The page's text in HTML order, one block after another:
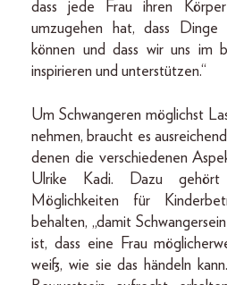
dass jede Frau ihren
umzugehen hat, dass Dinge
können und dass wir uns im
inspirieren und unterstützen.“
Um Schwangeren möglichst
nehmen, braucht es
denen die verschiedenen
Ulrike Kadi. Dazu
Möglichkeiten für
behalten, „damit
ist, dass eine Frau
weiß, wie sie das händeln